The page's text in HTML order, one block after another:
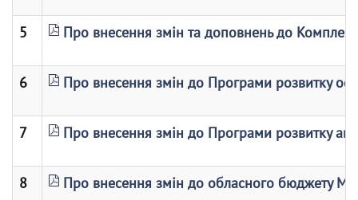
5 Про внесення змін та доповнень до
6 Про внесення змін до Програми розвитку
7 Про внесення змін до Програми розвитку
8 Про внесення змін до обласного бюджету